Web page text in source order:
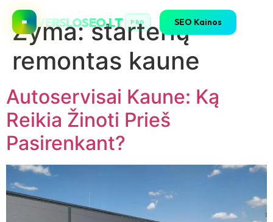
VERSLOSEO.LT PRO SEO Kainos
Žyma:starterių
remontas kaune
Autoservisai Kaune: Ką
Reikia Žinoti Prieš
Pasirenkant?